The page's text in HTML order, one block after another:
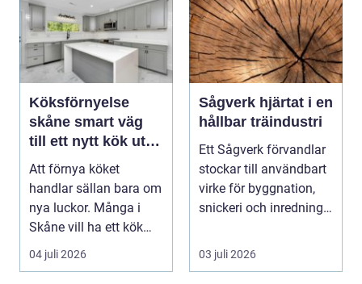
Köksförnyelse
skåne smart väg
till ett nytt kök utan
helrenovering
Att förnya köket
handlar sällan bara om
nya luckor. Många i
Skåne vill ha ett kök
som fungerar bättr...
04 juli 2026
Sågverk hjärtat i en
hållbar träindustri
Ett Sågverk förvandlar
stockar till användbart
virke för byggnation,
snickeri och inredning.
03 juli 2026